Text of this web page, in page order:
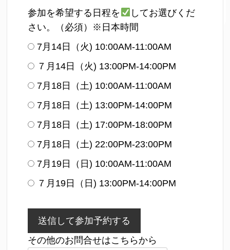
参加を希望する日程を
してお選びくだ
さい。（必須）※日本時間
7月14日（火) 10:00AM-11:00AM
７月14日（火) 13:00PM-14:00PM
7月18日（土) 10:00AM-11:00AM
7月18日（土) 13:00PM-14:00PM
7月18日（土) 17:00PM-18:00PM
7月18日（土) 22:00PM-23:00PM
7月19日（日) 10:00AM-11:00AM
７月19日（日) 13:00PM-14:00PM
その他のお問合せはこちらから